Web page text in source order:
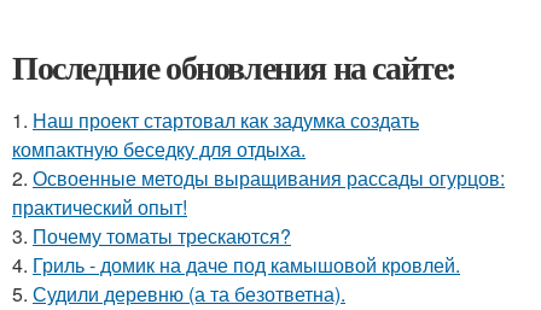
Последние обновления на сайте:
1. Наш проект стартовал как задумка создать
компактную беседку для отдыха.
2. Освоенные методы выращивания рассады огурцов:
практический опыт!
3. Почему томаты трескаются?
4. Гриль - домик на даче под камышовой кровлей.
5. Судили деревню (а та безответна).